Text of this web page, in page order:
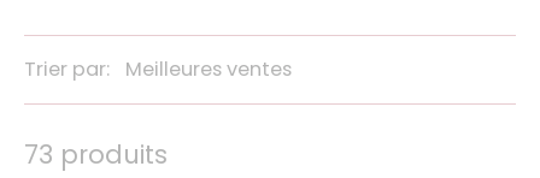
Trier par:
73 produits